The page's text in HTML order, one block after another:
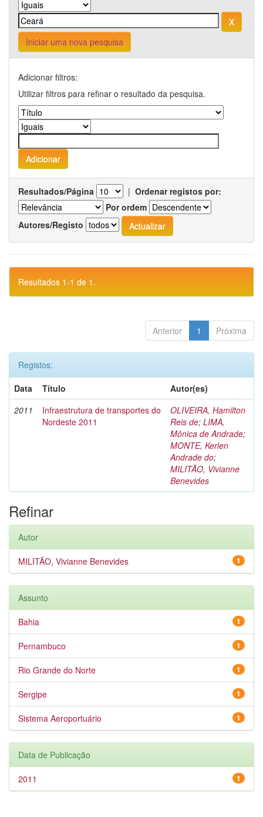
Iniciar uma nova pesquisa
Adicionar filtros:
Utilizar filtros para refinar o resultado da pesquisa.
Resultados/Página | Ordenar registos por:
Por ordem
Autores/Registo
Resultados 1-1 de 1.
Anterior 1 Próxima
Registos:
Data
Título
Autor(es)
2011
Infraestrutura de transportes do
Nordeste 2011
OLIVEIRA, Hamilton
Reis de; LIMA,
Mônica de Andrade;
MONTE, Kerlen
Andrade do;
MILITÃO, Vivianne
Benevides
Refinar
Autor
1
MILITÃO, Vivianne Benevides
Assunto
1
Bahia
1
Pernambuco
1
Rio Grande do Norte
1
Sergipe
1
Sistema Aeroportuário
Data de Publicação
1
2011